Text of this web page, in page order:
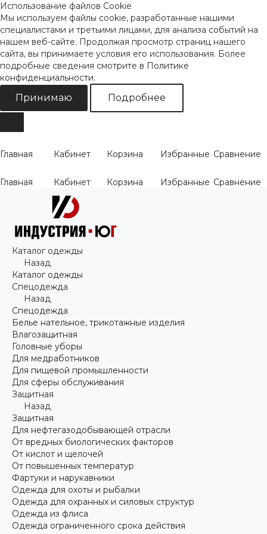
Использование файлов Cookie
Мы используем файлы cookie, разработанные нашими
специалистами и третьими лицами, для анализа событий на
нашем веб-сайте. Продолжая просмотр страниц нашего
сайта, вы принимаете условия его использования. Более
подробные сведения смотрите в Политике
конфиденциальности.
Принимаю Подробнее
Главная Кабинет Корзина Избранные Сравнение
Главная Кабинет Корзина Избранные Сравнение
Каталог одежды
Назад
Каталог одежды
Спецодежда
Назад
Спецодежда
Белье нательное, трикотажные изделия
Влагозащитная
Головные уборы
Для медработников
Для пищевой промышленности
Для сферы обслуживания
Защитная
Назад
Защитная
Для нефтегазодобывающей отрасли
От вредных биологических факторов
От кислот и щелочей
От повышенных температур
Фартуки и нарукавники
Одежда для охоты и рыбалки
Одежда для охранных и силовых структур
Одежда из флиса
Одежда ограниченного срока действия